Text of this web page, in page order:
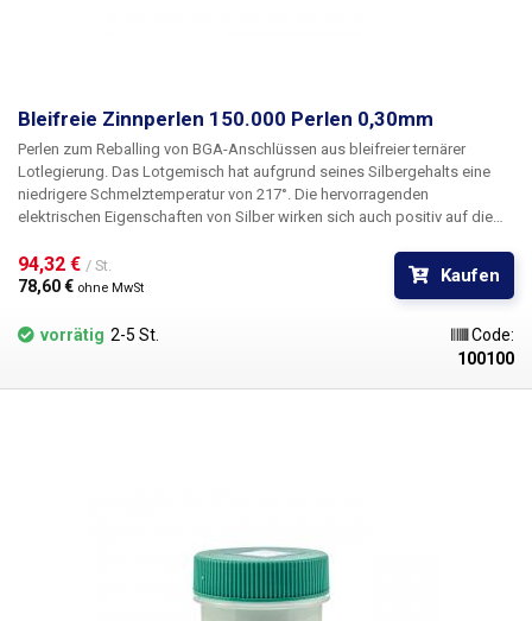
Bleifreie Zinnperlen 150.000 Perlen 0,30mm
Perlen zum Reballing von BGA-Anschlüssen aus bleifreier ternärer
Lotlegierung. Das Lotgemisch hat aufgrund seines Silbergehalts eine
niedrigere Schmelztemperatur von 217°. Die hervorragenden
elektrischen Eigenschaften von Silber wirken sich auch positiv auf die
Festigkeit der Verbindung.
94,32 € / St.
78,60 € ohne MwSt
Kaufen
vorrätig 2-5 St.
Code:
100100